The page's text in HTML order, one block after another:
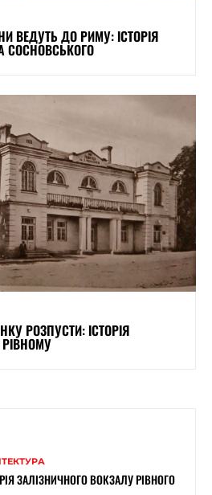
ВЕДУТЬ ДО РИМУ: ІСТОРІЯ
СОСНОВСЬКОГО
РОЗПУСТИ: ІСТОРІЯ
ЗАЛІЗНИЧНОГО ВОКЗАЛУ РІВНОГО